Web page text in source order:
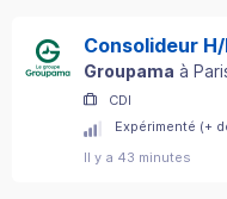
Consolideur H/
Groupama à
CDI
Expérimenté (+
Il y a 43 minutes